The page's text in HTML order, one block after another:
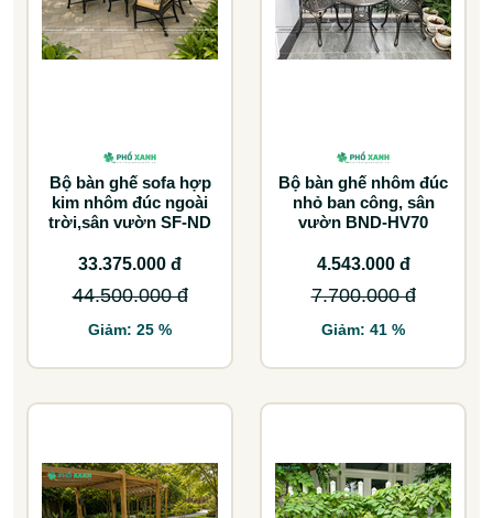
Bộ bàn ghế sofa hợp
kim nhôm đúc ngoài
trời,sân vườn SF-ND
33.375.000 đ
44.500.000 đ
Giảm: 25 %
Bộ bàn ghế nhôm đúc
nhỏ ban công, sân
vườn BND-HV70
4.543.000 đ
7.700.000 đ
Giảm: 41 %